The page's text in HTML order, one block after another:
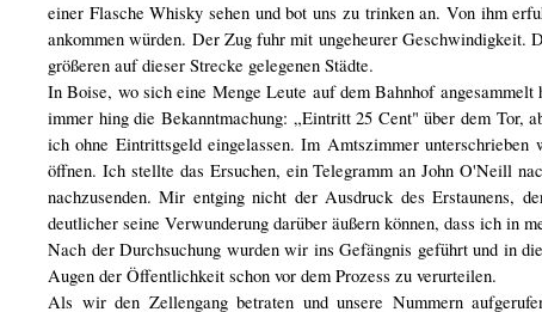
einer Flasche Whisky sehen und bot uns zu trinken an. Von ihm
ankommen würden. Der Zug fuhr mit ungeheurer Geschwindigkeit.
größeren auf dieser Strecke gelegenen Städte.
In Boise, wo sich eine Menge Leute auf dem Bahnhof
immer hing die Bekanntmachung: „Eintritt 25 Cent" über dem
ich ohne Eintrittsgeld eingelassen. Im Amtszimmer
öffnen. Ich stellte das Ersuchen, ein Telegramm an John O'Neill
nachzusenden. Mir entging nicht der Ausdruck des Erstaunens,
deutlicher seine Verwunderung darüber äußern können, dass ich in
Nach der Durchsuchung wurden wir ins Gefängnis geführt und in
Augen der Öffentlichkeit schon vor dem Prozess zu verurteilen.
Als wir den Zellengang betraten und unsere Nummern